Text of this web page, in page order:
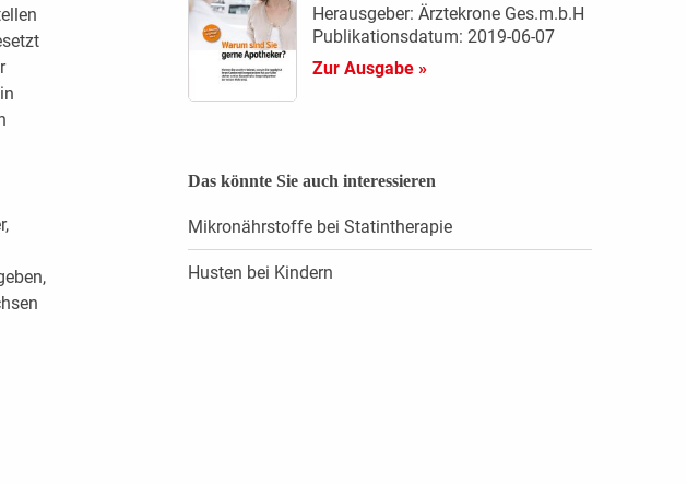
Herausgeber: Ärztekrone Ges.m.b.H
Publikationsdatum: 2019-06-07
Zur Ausgabe »
Das könnte Sie auch interessieren
Mikronährstoffe bei Statintherapie
Husten bei Kindern